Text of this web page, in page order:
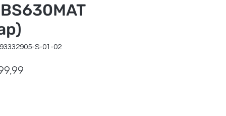
S-01-02